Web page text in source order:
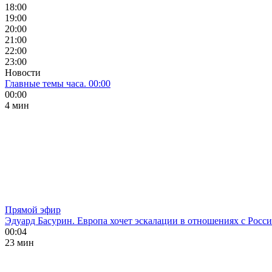
18:00
19:00
20:00
21:00
22:00
23:00
Новости
Главные темы часа. 00:00
00:00
4 мин
Прямой эфир
Эдуард Басурин. Европа хочет эскалации в отношениях с
00:04
23 мин